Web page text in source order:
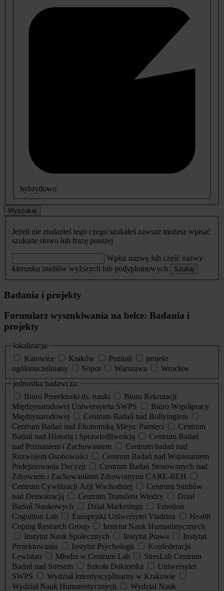
hybrydowo
Wyszukaj
Jeżeli nie znalazłeś tego czego szukałeś zawsze możesz wpisać
szukane słowo lub frazę poniżej
Wpisz nazwę lub część nazwy
kierunku studiów wyższych lub podyplomowych
Szukaj
Badania i projekty
Formularz wyszukiwania na belce: Badania i
projekty
lokalizacja:
Katowice
Kraków Poznań
projekt
ogólnouczelniany
Sopot Warszawa
Wrocław
jednostka badawcza:
Biuro Prorektorki ds. nauki
Biuro Rekrutacji
Międzynarodowej Uniwersytetu SWPS
Biuro Współpracy
Międzynarodowej
Centrum Badań nad Bullyingiem
Centrum Badań nad Ekonomiką Miejsc Pamięci
Centrum
Badań nad Historią i Sprawiedliwością
Centrum Badań
nad Poznaniem i Zachowaniem
Centrum badań nad
Rozwojem Osobowości
Centrum Badań nad Wspieraniem
Podejmowania Decyzji
Centrum Badań Stosowanych nad
Zdrowiem i Zachowaniami Zdrowotnymi CARE-BEH
Centrum Cywilizacji Azji Wschodniej
Centrum Studiów
nad Demokracją
Centrum Transferu Wiedzy
Dział
Badań Naukowych
Dział Marketingu
Emotion
Cognition Lab
Europejski Uniwersytet Viadrina
Health
Coping Research Group
Instytut Nauk Humanistycznych
Instytut Nauk Społecznych
Instytut Prawa
Instytut
Projektowania
Instytut Psychologii
Konfederacja
Lewiatan
Młodzi w Centrum Lab
StresLab Centrum
Badań nad Stresem
Szkoła Doktorska
Uniwersytet
SWPS
Wydział Interdyscyplinarny w Krakowie
Wydział Nauk Humanistycznych
Wydział Nauk